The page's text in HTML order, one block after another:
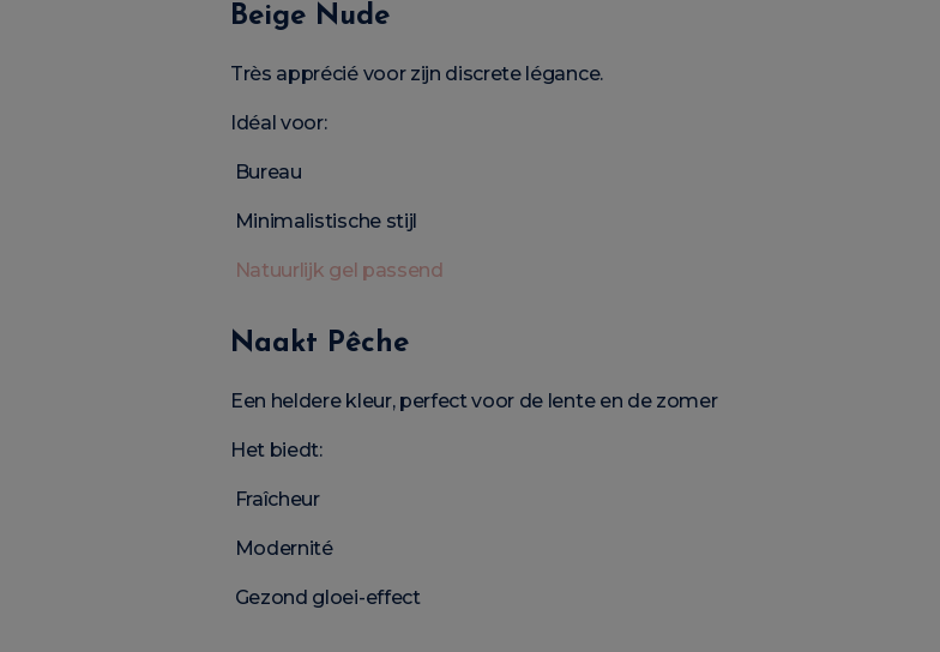
Beige Nude
Très apprécié voor zijn discrete légance.
Idéal voor:
Bureau
Minimalistische stijl
Natuurlijk gel passend
Naakt Pêche
Een heldere kleur, perfect voor de lente en de zomer
Het biedt:
Fraîcheur
Modernité
Gezond gloei-effect